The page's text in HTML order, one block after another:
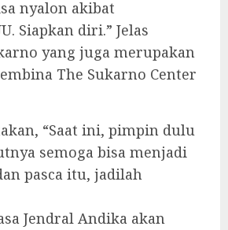
nyalon akibat
Siapkan diri.” Jelas
yang juga merupakan
The Sukarno Center
“Saat ini, pimpin dulu
semoga bisa menjadi
pasca itu, jadilah
Jendral Andika akan